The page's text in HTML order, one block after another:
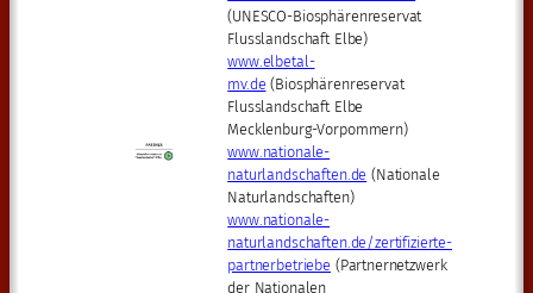
(UNESCO-Biosphärenreservat
Flusslandschaft Elbe)
www.elbetal-
mv.de (Biosphärenreservat
Flusslandschaft Elbe
Mecklenburg-Vorpommern)
www.nationale-
naturlandschaften.de (Nationale
Naturlandschaften)
www.nationale-
naturlandschaften.de/zertifizierte-
partnerbetriebe (Partnernetzwerk
der Nationalen